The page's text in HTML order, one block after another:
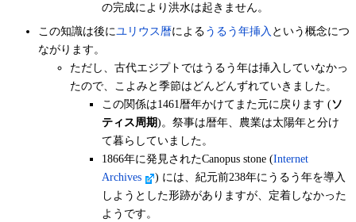
の完成により洪水は起きません。
この知識は後にユリウス暦によるうるう年挿入 という概念につ
ながります。
ただし、古代エジプトではうるう年は挿入していなかっ
たので、こよみと季節はどんどんずれていきました。
この関係は1461暦年かけてまた元に戻ります (ソ
ティス周期)。祭事は暦年、農業は太陽年と分け
て暮らしていました。
1866年に発見されたCanopus stone (Internet
Archives
) には、紀元前238年にうるう年を導入
しようとした形跡がありますが、定着しなかった
ようです。